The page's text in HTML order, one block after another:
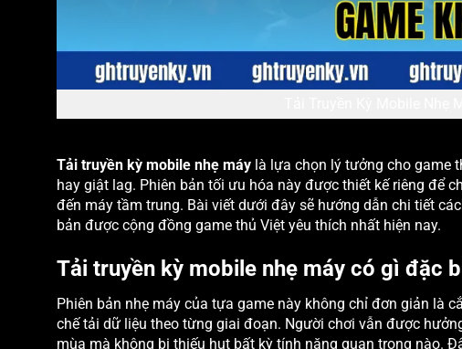
Tải truyền kỳ mobile nhẹ máy là lựa chọn lý tưởng cho game
hay giật lag. Phiên bản tối ưu hóa này được thiết kế riêng để
đến máy tầm trung. Bài viết dưới đây sẽ hướng dẫn chi tiết
bản được cộng đồng game thủ Việt yêu thích nhất hiện nay.
Tải truyền kỳ mobile nhẹ máy có gì đặc
Phiên bản nhẹ máy của tựa game này không chỉ đơn giản là
chế tải dữ liệu theo từng giai đoạn. Người chơi vẫn được
mùa mà không bị thiếu hụt bất kỳ tính năng quan trọng nào.